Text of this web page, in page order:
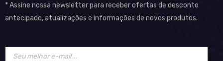
* Assine nossa newsletter para receber ofertas de desconto
antecipado, atualizações e informações de novos produtos.